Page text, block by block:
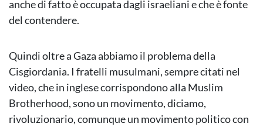
anche di fatto è occupata dagli israeliani e che è fonte
del contendere.
Quindi oltre a Gaza abbiamo il problema della
Cisgiordania. I fratelli musulmani, sempre citati nel
video, che in inglese corrispondono alla Muslim
Brotherhood, sono un movimento, diciamo,
rivoluzionario, comunque un movimento politico con